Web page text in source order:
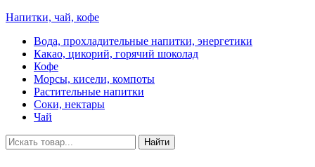
Напитки, чай, кофе
Вода, прохладительные напитки, энергетики
Какао, цикорий, горячий шоколад
Кофе
Морсы, кисели, компоты
Растительные напитки
Соки, нектары
Чай
Найти